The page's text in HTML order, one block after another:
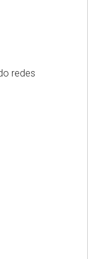
redes